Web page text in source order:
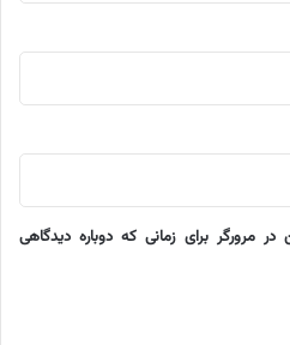
مرورگر برای زمانی که دوباره دیدگاهی